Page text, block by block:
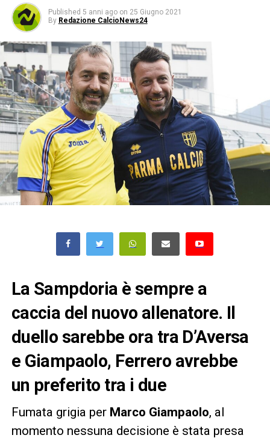
Published 5 anni ago on 25 Giugno 2021
By Redazione CalcioNews24
La Sampdoria è sempre a
caccia del nuovo allenatore. Il
duello sarebbe ora tra D’Aversa
e Giampaolo, Ferrero avrebbe
un preferito tra i due
Fumata grigia per Marco Giampaolo, al
momento nessuna decisione è stata presa